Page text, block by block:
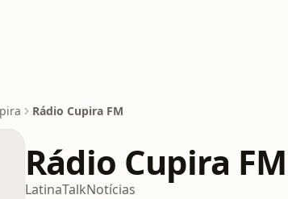
Rádio Cupira FM
Rádio Cupira FM
LatinaTalkNotícias